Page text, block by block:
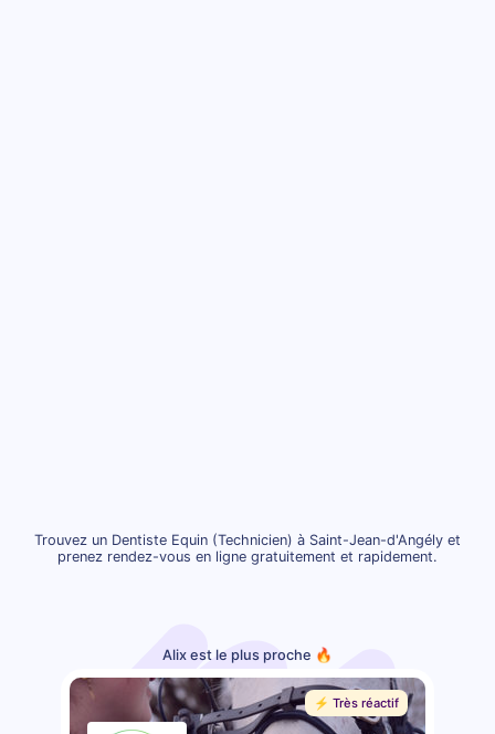
Trouvez un Dentiste Equin (Technicien) à Saint-Jean-d'Angély et
prenez rendez-vous en ligne gratuitement et rapidement.
Alix est le plus proche 🔥
⚡️ Très réactif